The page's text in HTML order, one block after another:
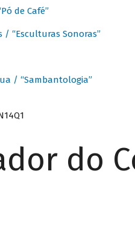
de Café”
/ “Esculturas Sonoras”
/ “Sambantologia”
do